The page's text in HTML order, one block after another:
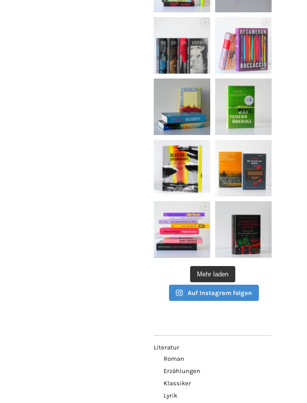
Mehr laden
Auf Instagram folgen
Literatur
Roman
Erzählungen
Klassiker
Lyrik